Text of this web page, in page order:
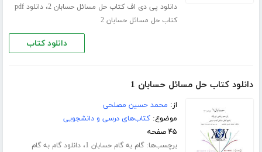
دانلود پی دی اف کتاب حل مسائل حسابان 2 ،
دانلود pdf
کتاب حل مسائل حسابان 2
دانلود کتاب
دانلود کتاب حل مسائل حسابان 1
از: محمد حسین مصلحی
موضوع:کتاب‌های درسی و دانشجویی
۴۵ صفحه
برچسب‌ها:گام به گام حسابان 1 ،دانلود گام به گام